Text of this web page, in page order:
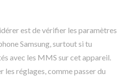
est de vérifier les paramètres
Samsung, surtout si tu
avec les MMS sur cet appareil.
les réglages, comme passer du